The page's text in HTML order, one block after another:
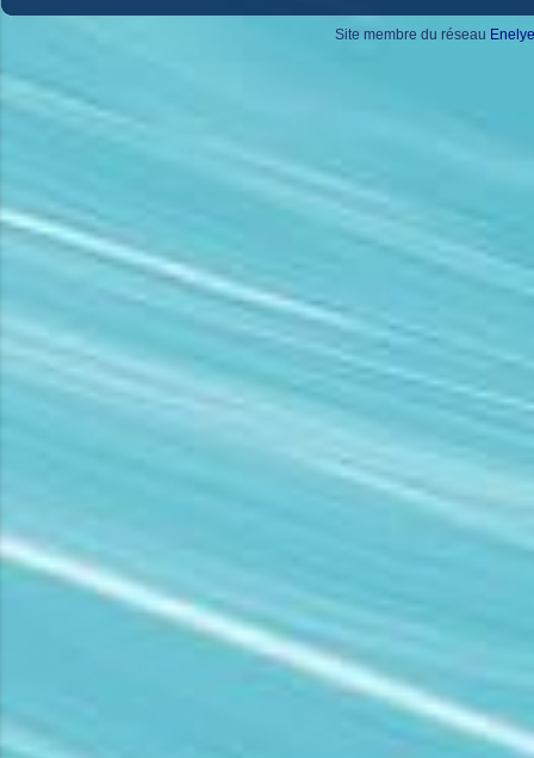
Site membre du réseau Enelye